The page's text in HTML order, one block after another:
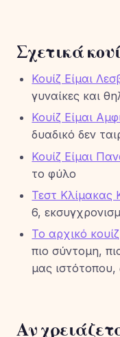
Σχετικά
Κουίζ Είμαι
γυναίκες και
Κουίζ Είμαι
δυαδικό δεν
Κουίζ Είμαι
το φύλο
Τεστ Κλίμακας
6,
Το αρχικό
πιο σύντομη,
μας ιστότοπου,
Αν